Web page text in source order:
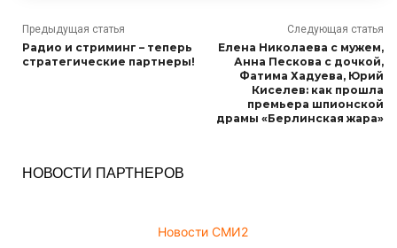
Предыдущая статья
Радио и стриминг – теперь
стратегические партнеры!
Следующая статья
Елена Николаева с мужем,
Анна Пескова с дочкой,
Фатима Хадуева, Юрий
Киселев: как прошла
премьера шпионской
драмы «Берлинская жара»
НОВОСТИ ПАРТНЕРОВ
Новости СМИ2